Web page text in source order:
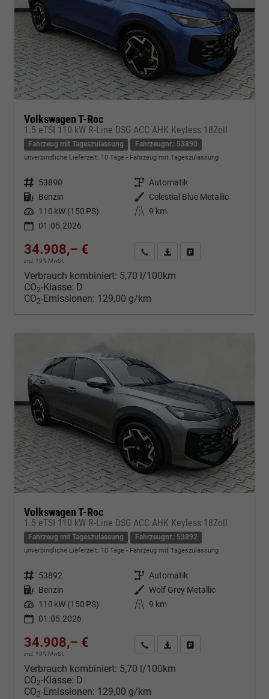
Volkswagen T-Roc
1.5 eTSI 110 kW R-Line DSG ACC AHK Keyless 18Zoll
Fahrzeug mit Tageszulassung Fahrzeugnr.: 53890
unverbindliche Lieferzeit: 10 Tage Fahrzeug mit Tageszulassung
Fahrzeugnr. 53890 Getriebe Automatik
Kraftstoff Benzin Außenfarbe
Celestial Blue Metallic
Leistung 110 kW (150 PS) Kilometerstand 9 km
01.05.2026
34.908,– €
incl. 19% MwSt.
Kontakt & Angebot anfordern
PDF-Datei, Fahrzeugexposé
Verbrauch kombiniert: 5,70 l/100km
CO2-Klasse: D
CO2-Emissionen: 129,00 g/km
Volkswagen T-Roc
1.5 eTSI 110 kW R-Line DSG ACC AHK Keyless 18Zoll
Fahrzeug mit Tageszulassung Fahrzeugnr.: 53892
unverbindliche Lieferzeit: 10 Tage Fahrzeug mit Tageszulassung
Fahrzeugnr. 53892 Getriebe Automatik
Kraftstoff Benzin Außenfarbe Wolf Grey Metallic
Leistung 110 kW (150 PS) Kilometerstand 9 km
01.05.2026
34.908,– €
incl. 19% MwSt.
Kontakt & Angebot anfordern
PDF-Datei, Fahrzeugexposé
Verbrauch kombiniert: 5,70 l/100km
CO2-Klasse: D
CO2-Emissionen: 129,00 g/km